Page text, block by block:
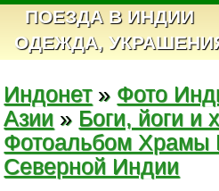
ПОЕЗДА В ИНДИИ
ОДЕЖДА,
Индонет» Фото
Азии » Боги, йоги и
Фотоальбом Храмы
Северной Индии